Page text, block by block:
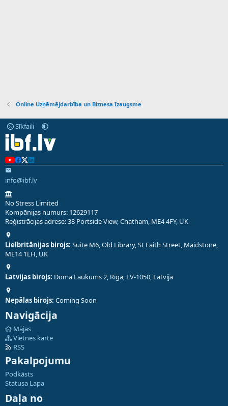
Online Uzņēmējdarbība un Biznesa Izaugsme
Sīkfaili
info@ibf.lv
No Stress Limited
Kompānijas numurs: 12629117
Reģistrācijas adrese: 38 Portside View, Chatham, ME4 4FY, UK
Lielbritānijas birojs: Suite M6, Old Library, St Faith Street, Maidstone,
ME14 1LH, UK
Latvijas birojs: Doma Laukums 2, Rīga, LV-1050, Latvija
Nepālas birojs: Coming Soon
Navigācija
Mājas
Vietnes karte
RSS
Pakalpojumu
Podkāsts
Statusa Lapa
Daļa no